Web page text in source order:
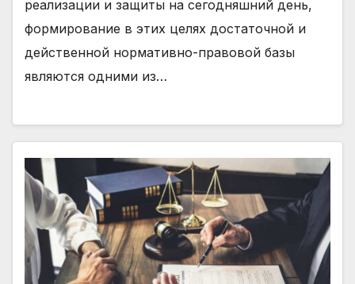
реализации и защиты на сегодняшний день,
формирование в этих целях достаточной и
действенной нормативно-правовой базы
являются одними из…